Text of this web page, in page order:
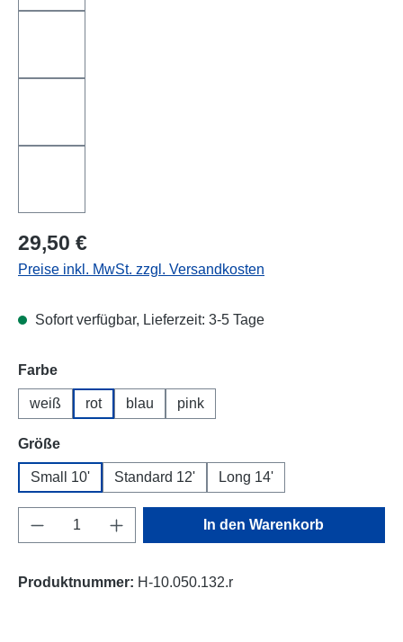
Regulärer Preis:
29,50 €
Preise inkl. MwSt. zzgl. Versandkosten
Sofort verfügbar, Lieferzeit: 3-5 Tage
Farbeauswählen
weiß rot blau pink
Größeauswählen
Small 10' Standard 12' Long 14'
Produkt Anzahl: Gib den gewünschten
In den Warenkorb
Produktnummer: H-10.050.132.r